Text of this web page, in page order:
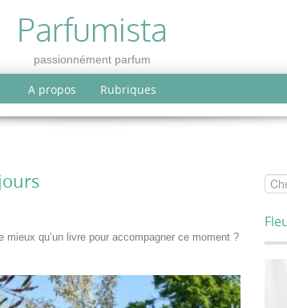
Parfumista
passionnément parfum
A propos Rubriques
qu’un livre pour accompagner ce moment ?